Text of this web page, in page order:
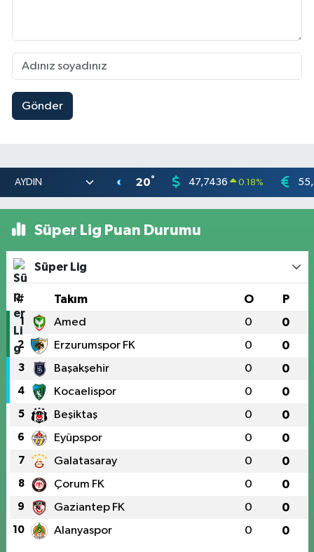
Gönder
20° 47,7436 0.18%
Süper Lig Puan Durumu
Süper Lig
# Takım O P
1 Amed 0 0
2 Erzurumspor FK 0 0
3 Başakşehir 0 0
4 Kocaelispor 0 0
5 Beşiktaş 0 0
6 Eyüpspor 0 0
7 Galatasaray 0 0
8 Çorum FK 0 0
9 Gaziantep FK 0 0
10 Alanyaspor 0 0